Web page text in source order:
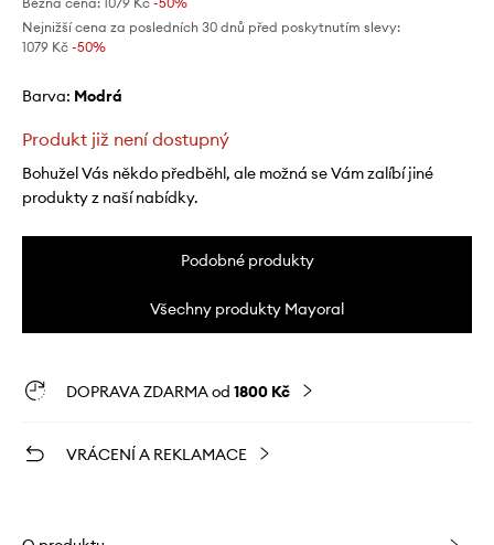
Nejnižší cena za posledních 30 dnů před poskytnutím slevy:
1079 Kč -50%
Barva: modrá
Produkt již není dostupný
Bohužel Vás někdo předběhl, ale možná se Vám zalíbí jiné
produkty z naší nabídky.
Podobné produkty
Všechny produkty Mayoral
DOPRAVA ZDARMA od 1800 Kč
VRÁCENÍ A REKLAMACE